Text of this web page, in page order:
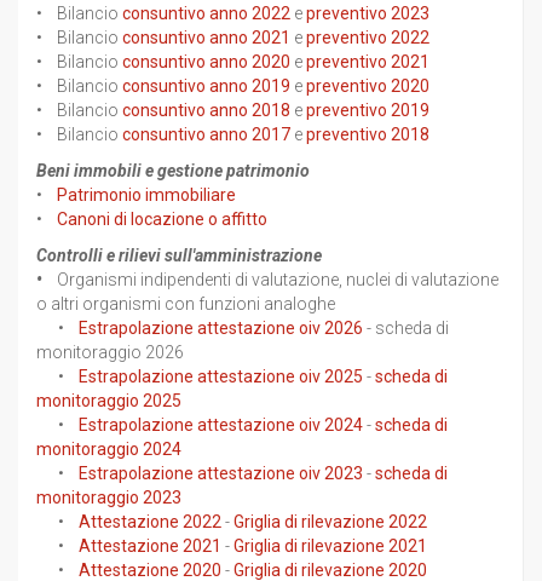
• Bilancio consuntivo anno 2022 epreventivo 2023
• Bilancio consuntivo anno 2021 epreventivo 2022
• Bilancio consuntivo anno 2020 epreventivo 2021
• Bilancio consuntivo anno 2019 epreventivo 2020
• Bilancio consuntivo anno 2018 epreventivo 2019
• Bilancio consuntivo anno 2017 epreventivo 2018
Beni immobili e gestione patrimonio
•
Patrimonio immobiliare
• Canoni di locazione o affitto
Controlli e rilievi sull'amministrazione
• Organismi indipendenti di valutazione, nuclei di valutazione
o altri organismi con funzioni analoghe
•
Estrapolazione attestazione oiv 2026 - scheda di
monitoraggio 2026
•
Estrapolazione attestazione oiv 2025 -scheda di
monitoraggio 2025
•
Estrapolazione attestazione oiv 2024-scheda di
monitoraggio 2024
•
Estrapolazione attestazione oiv 2023 -scheda di
monitoraggio 2023
• Attestazione 2022 -Griglia di rilevazione 2022
• Attestazione 2021 -Griglia di rilevazione 2021
• Attestazione 2020 -Griglia di rilevazione 2020